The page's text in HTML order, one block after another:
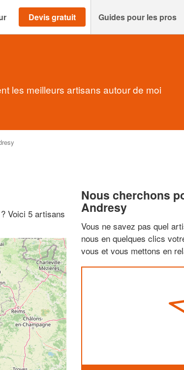
Devis gratuit Guides pour les pros
les meilleurs artisans autour de moi
Voici 5 artisans
Nous cherchons
Andresy
Vous ne savez pas quel
nous en quelques clics
vous et vous mettons en